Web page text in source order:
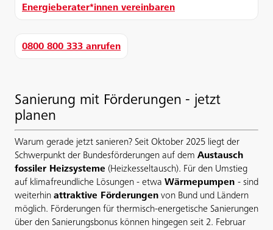
Energieberater*innen vereinbaren
0800 800 333 anrufen
Sanierung mit Förderungen - jetzt
planen
Warum gerade jetzt sanieren? Seit Oktober 2025 liegt der
Schwerpunkt der Bundesförderungen auf dem Austausch
fossiler Heizsysteme (Heizkesseltausch). Für den Umstieg
auf klimafreundliche Lösungen - etwa Wärmepumpen - sind
weiterhin attraktive Förderungen von Bund und Ländern
möglich. Förderungen für thermisch-energetische Sanierungen
über den Sanierungsbonus können hingegen seit 2. Februar